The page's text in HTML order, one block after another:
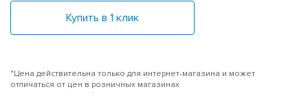
Купить в 1 клик
*Цена действительна только для интернет-магазина и может
отличаться от цен в розничных магазинах